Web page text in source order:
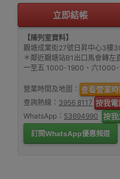
立即結帳
【陳列室資料】
觀塘成業街27號日昇中心3樓
＊鄰近觀塘站B1出口馬會轉
一至五 1000-1900、六1000-
營業時間及地圖： 查看營業
查詢熱線： 3956 8117 按我
WhatsApp： 53694990 按我
訂閱WhatsApp優惠頻道